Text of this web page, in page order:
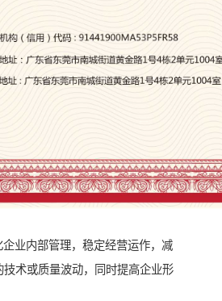
业内部管理，稳定经营运作，减
技术或质量波动，同时提高企业形